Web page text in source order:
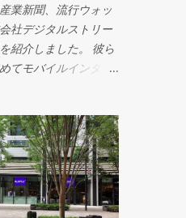
ころは、徹底した効
が、フランス人にと
る、というだけのこ
ません。...
いるが、30年余をか
がおこなわれ、最終
が大きく関与した。
を収めた二十巻本歌
。 という、大変貴重
す。 平安貴族という
「 おじゃる丸 」で
すし、大河ドラマ「
ドラマなのに画面に
。 同じように、顔の
に入る頃から気にな
きました。 メガネや
る人なら、顔のゆが
場合、顔の右側が下
す。 それも年々ひど
ったのですが、2015
さんと出会ったこ
のゆがみには歯止め
業新聞、流行ウォッ
社デジタルストリー
紹介しました。 彼ら
てモバイルインター
界では有名人です。
は、多分1999年、彼
もない頃だったよう
電通を通じて紹介さ
もご一緒させていた